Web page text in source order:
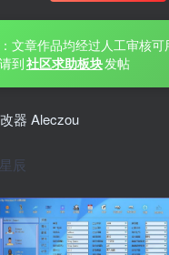
文章作品均经过人工审核可
到社区求助板块发帖
器 Aleczou
辰